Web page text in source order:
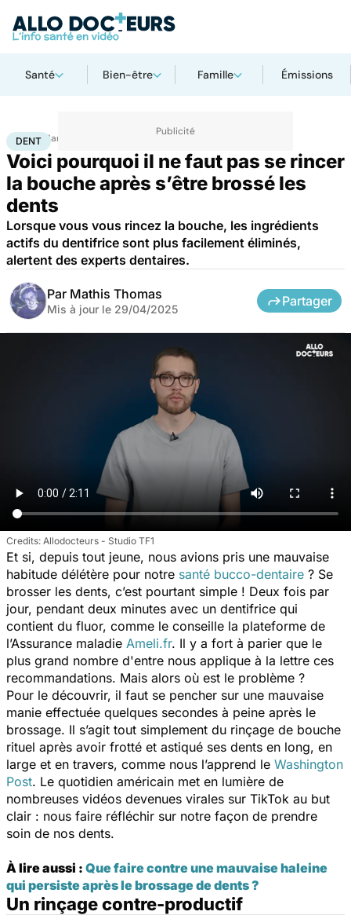
Santé Bien-être Famille Émissions
Accueil Santé
DENT
Voici pourquoi il ne faut pas se rincer
la bouche après s’être brossé les
dents
Lorsque vous vous rincez la bouche, les ingrédients
actifs du dentifrice sont plus facilement éliminés,
alertent des experts dentaires.
Par Mathis Thomas
Mis à jour le 29/04/2025
Partager
Allodocteurs - Studio TF1
Et si, depuis tout jeune, nous avions pris une mauvaise
habitude délétère pour notre santé bucco-dentaire ? Se
brosser les dents, c’est pourtant simple ! Deux fois par
jour, pendant deux minutes avec un dentifrice qui
contient du fluor, comme le conseille la plateforme de
l’Assurance maladie Ameli.fr. Il y a fort à parier que le
plus grand nombre d'entre nous applique à la lettre ces
recommandations. Mais alors où est le problème ?
Pour le découvrir, il faut se pencher sur une mauvaise
manie effectuée quelques secondes à peine après le
brossage. Il s’agit tout simplement du rinçage de bouche
rituel après avoir frotté et astiqué ses dents en long, en
large et en travers, comme nous l’apprend le Washington
Post. Le quotidien américain met en lumière de
nombreuses vidéos devenues virales sur TikTok au but
clair : nous faire réfléchir sur notre façon de prendre
soin de nos dents.
À lire aussi : Que faire contre une mauvaise haleine
qui persiste après le brossage de dents ?
Un rinçage contre-productif